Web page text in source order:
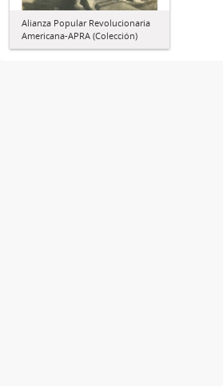
Alianza Popular Revolucionaria
Americana-APRA (Colección)